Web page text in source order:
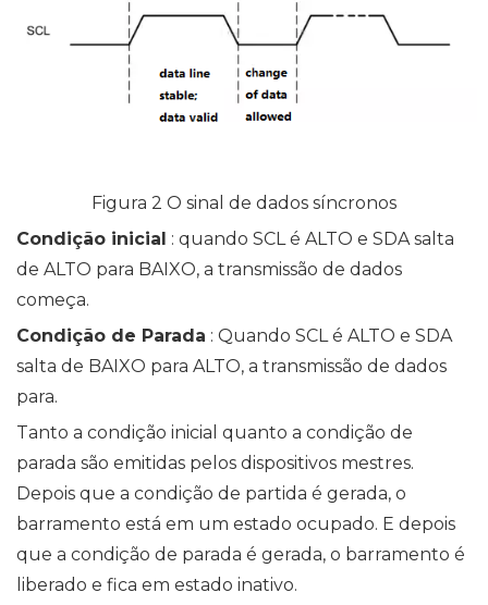
Figura 2 O sinal de dados síncronos
Condição inicial : quando SCL é ALTO e SDA salta
de ALTO para BAIXO, a transmissão de dados
começa.
Condição de Parada : Quando SCL é ALTO e SDA
salta de BAIXO para ALTO, a transmissão de dados
para.
Tanto a condição inicial quanto a condição de
parada são emitidas pelos dispositivos mestres.
Depois que a condição de partida é gerada, o
barramento está em um estado ocupado. E depois
que a condição de parada é gerada, o barramento é
liberado e fica em estado inativo.